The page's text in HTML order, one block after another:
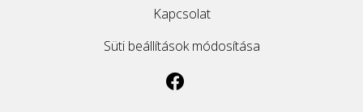
Kapcsolat
Süti beállítások módosítása